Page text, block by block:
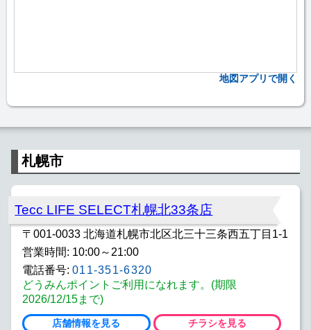
地図アプリで開く
札幌市
Tecc LIFE SELECT札幌北33条店
〒001-0033 北海道札幌市北区北三十三条西五丁目1-1
営業時間: 10:00～21:00
電話番号: 011-351-6320
どうみんポイントご利用になれます。(期限
2026/12/15まで)
店舗情報を見る チラシを見る